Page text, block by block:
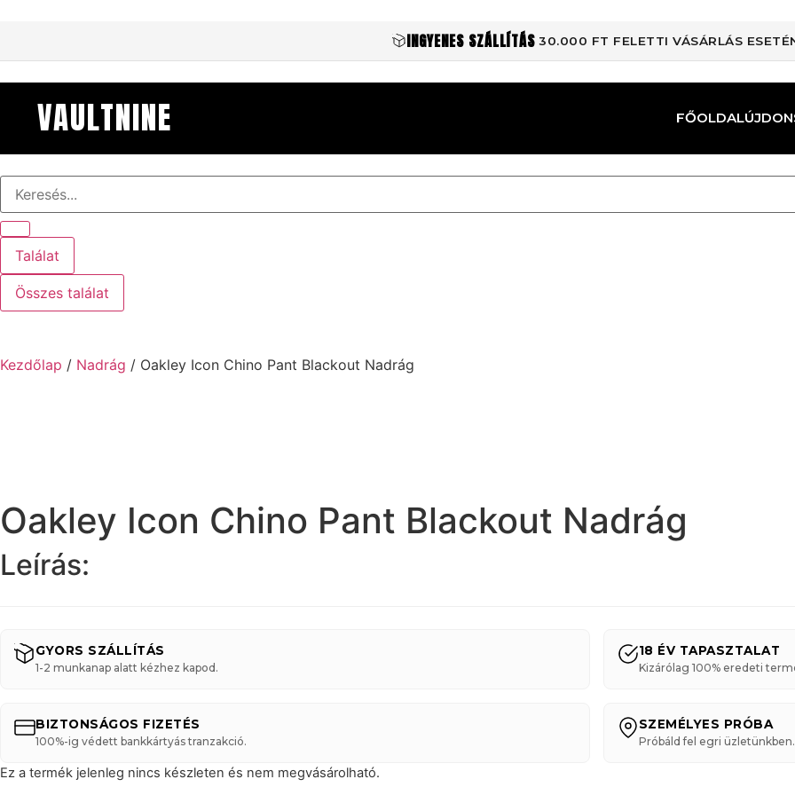
INGYENES SZÁLLÍTÁS 30.000 FT FELETTI VÁSÁRLÁS
VAULTNINE FŐOLDAL
Találat
Összes találat
Kezdőlap / Nadrág / Oakley Icon Chino Pant Blackout Nadrág
Oakley Icon Chino Pant Blackout Nadrág
Leírás:
GYORS SZÁLLÍTÁS
1-2 munkanap alatt kézhez kapod.
18 ÉV TAPASZTALAT
Kizárólag 100% eredeti
BIZTONSÁGOS FIZETÉS
100%-ig védett bankkártyás tranzakció.
SZEMÉLYES PRÓBA
Próbáld fel egri üzletünkben.
Ez a termék jelenleg nincs készleten és nem megvásárolható.